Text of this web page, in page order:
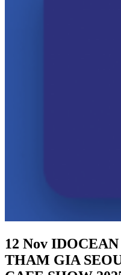
12 Nov
THAM GIA